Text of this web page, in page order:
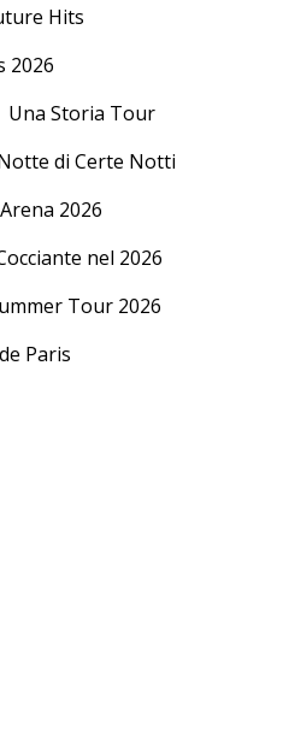
Hits
2026
Una Storia Tour
di Certe Notti
2026
nel 2026
Tour 2026
Paris